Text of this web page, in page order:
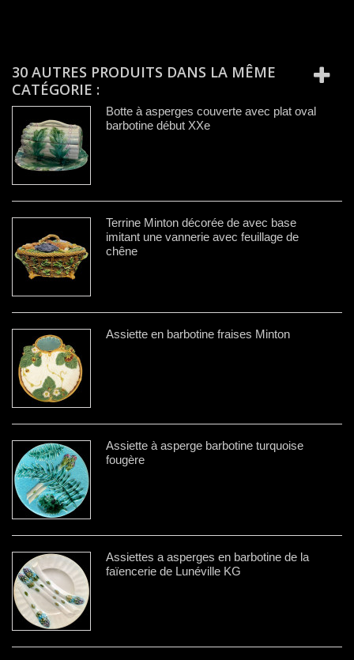
30 AUTRES PRODUITS DANS LA MÊME
CATÉGORIE :
Botte à asperges couverte avec plat oval
barbotine début XXe
Terrine Minton décorée de avec base
imitant une vannerie avec feuillage de
chêne
Assiette en barbotine fraises Minton
Assiette à asperge barbotine turquoise
fougère
Assiettes a asperges en barbotine de la
faïencerie de Lunéville KG